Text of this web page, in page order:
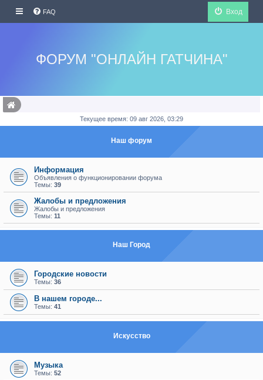
FAQ Вход
ФОРУМ "ОНЛАЙН ГАТЧИНА"
Текущее время: 09 авг 2026, 03:29
Наш форум
Информация
Объявления о функционировании форума
Темы: 39
Жалобы и предложения
Жалобы и предложения
Темы: 11
Наш Город
Городские новости
Темы: 36
В нашем городе...
Темы: 41
Искуcство
Музыка
Темы: 52